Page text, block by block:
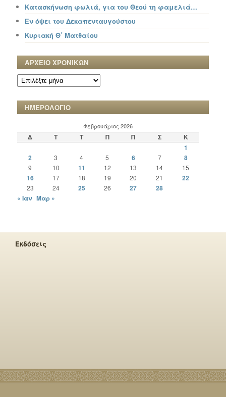
Κατασκήνωση φωλιά, για του Θεού τη φαμελιά…
Εν όψει του Δεκαπενταυγούστου
Κυριακή Θ΄ Ματθαίου
ΑΡΧΕΙΟ ΧΡΟΝΙΚΩΝ
ΑΡΧΕΙΟ
ΧΡΟΝΙΚΩΝ
ΗΜΕΡΟΛΟΓΙΟ
Φεβρουάριος 2026
Δ Τ Τ Π Π Σ
Κ
1
2
3 4 5 6 7 8
9 10 11 12 13 14 15
16 17 18 19 20 21 22
23 24 25 26 27
28
« Ιαν Μαρ »
Εκδόσεις